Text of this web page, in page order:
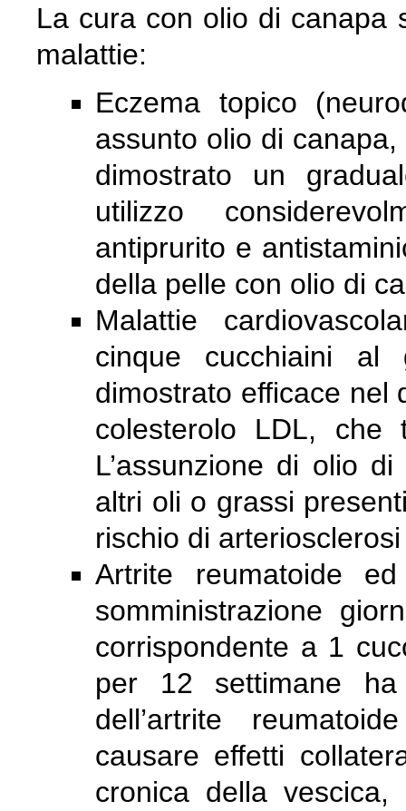
La cura con olio di canapa
malattie:
Eczema topico
assunto olio di
dimostrato un
utilizzo
antiprurito e
della pelle con olio di
Malattie
cinque cucchiaini
dimostrato efficace nel
colesterolo LDL,
L’assunzione di olio
altri oli o grassi
rischio di
Artrite reumatoide
somministrazione
corrispondente a 1
per 12 settimane
dell’artrite
causare effetti
cronica della